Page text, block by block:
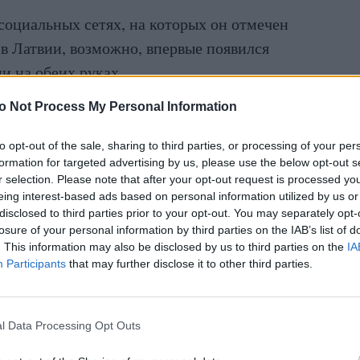
Not Process My Personal Information
opt-out of the sale, sharing to third parties, or processing of your
for targeted advertising by us, please use the below opt-out
selection. Please note that after your opt-out request is processed
interest-based ads based on personal information utilized by us
to third parties prior to your opt-out. You may separately
of your personal information by third parties on the IAB’s list of
This information may also be disclosed by us to third parties on the
Participants that may further disclose it to other third parties.
Data Processing Opt Outs
сетях, на которых он отмечен
Латвии, возможно, впервые появился
на обеих руках.
лучшего, поэтому все изображения на
Однако на одной из фотографий
которую молодое поколение может узнать по
убивает, делает тебя сильнее!»